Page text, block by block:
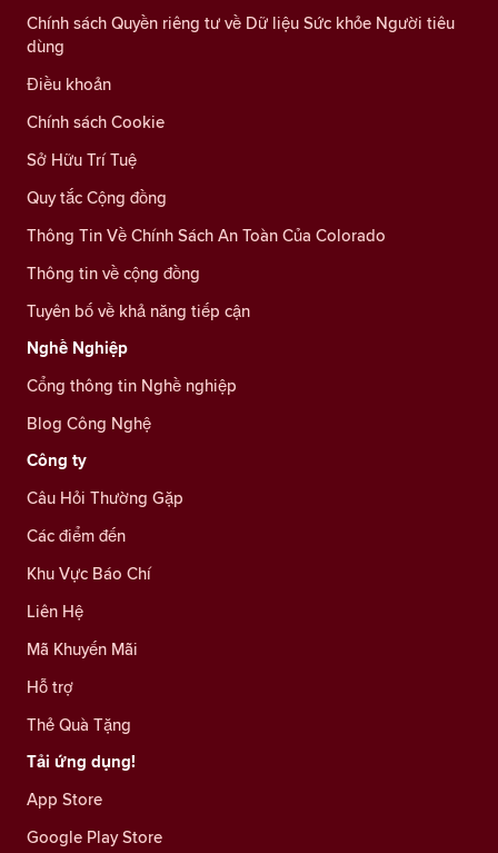
Chính sách Quyền riêng tư về Dữ liệu Sức khỏe Người tiêu
dùng
Điều khoản
Chính sách Cookie
Sở Hữu Trí Tuệ
Quy tắc Cộng đồng
Thông Tin Về Chính Sách An Toàn Của Colorado
Thông tin về cộng đồng
Tuyên bố về khả năng tiếp cận
Nghề Nghiệp
Cổng thông tin Nghề nghiệp
Blog Công Nghệ
Công ty
Câu Hỏi Thường Gặp
Các điểm đến
Khu Vực Báo Chí
Liên Hệ
Mã Khuyến Mãi
Hỗ trợ
Thẻ Quà Tặng
Tải ứng dụng!
App Store
Google Play Store